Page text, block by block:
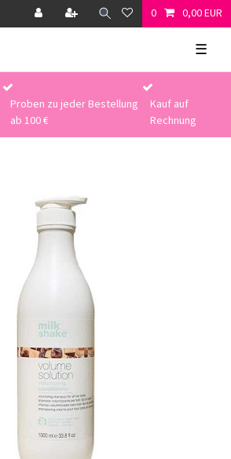
0 0,00 EUR
☰
Proben zu jeder Bestellung
ab 100 €
Kauf auf
Rechnung